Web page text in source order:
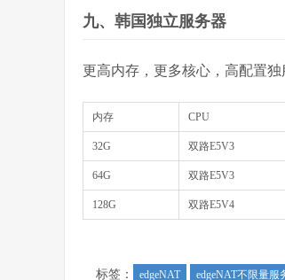
九、韩国独立服务器
更高内存，更多核心，高配置独
内存 CPU
32G 双路E5V3
64G 双路E5V3
128G 双路E5V4
标签： edgeNAT edgeNAT不限量服